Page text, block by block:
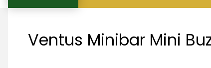
Ventus Minibar Mini